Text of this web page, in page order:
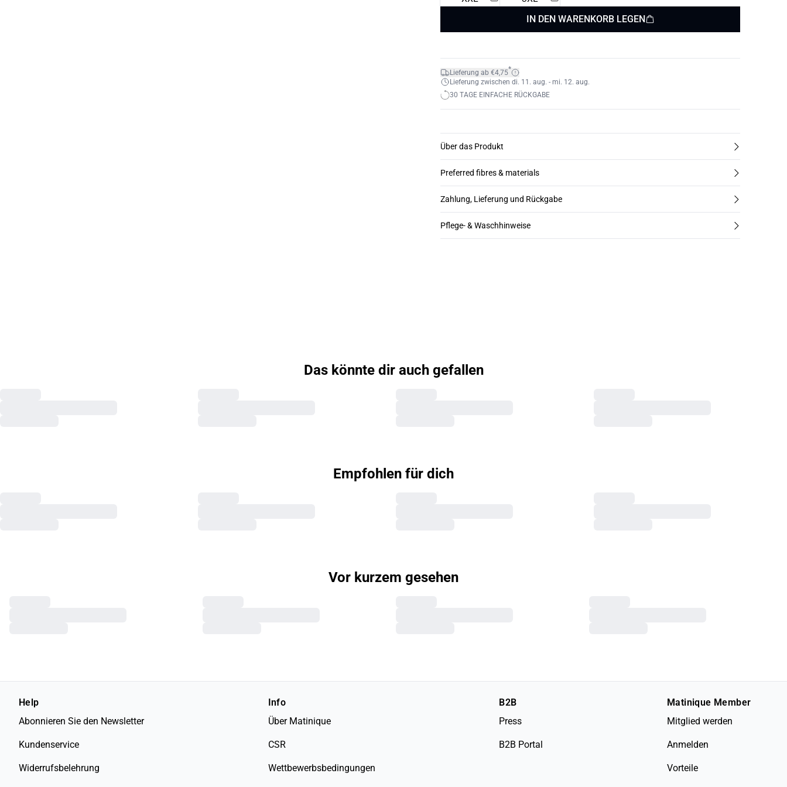
IN DEN WARENKORB LEGEN
Lieferung ab €4,75*
Lieferung zwischen di. 11. aug. - mi. 12. aug.
30 TAGE EINFACHE RÜCKGABE
Über das Produkt
Preferred fibres & materials
Zahlung, Lieferung und Rückgabe
Pflege- & Waschhinweise
Das könnte dir auch gefallen
Empfohlen für dich
Vor kurzem gesehen
Help
Abonnieren Sie den Newsletter
Kundenservice
Widerrufsbelehrung
Info
Über Matinique
CSR
Wettbewerbsbedingungen
B2B
Press
B2B Portal
Matinique Member
Mitglied werden
Anmelden
Vorteile